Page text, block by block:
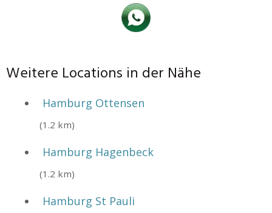
Weitere Locations in der Nähe
Hamburg Ottensen
(1.2 km)
Hamburg Hagenbeck
(1.2 km)
Hamburg St Pauli